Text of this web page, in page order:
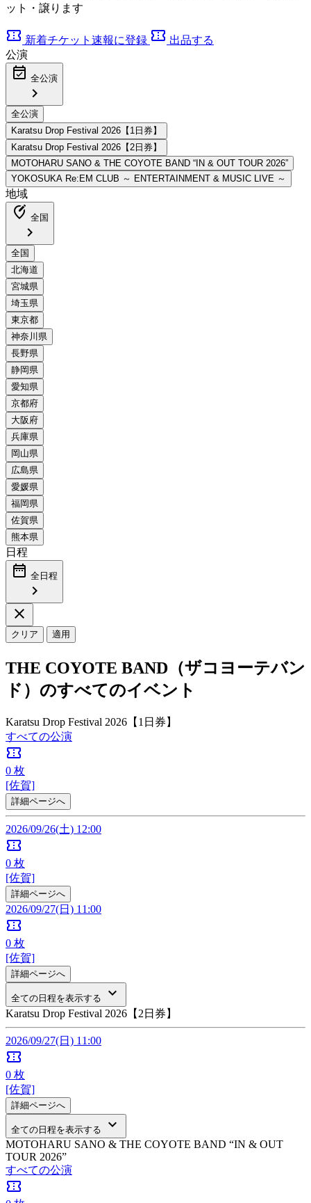
ット・譲ります
confirmation_number 新着チケット速報に登録 confirmation_number 出品する
公演
event_available 全公演
chevron_right
地域
edit_location_alt 全国
chevron_right
日程
date_range 全日程
chevron_right
close
クリア 適用
THE COYOTE BAND（ザコヨーテバン
ド）のすべてのイベント
Karatsu Drop Festival 2026【1日券】
すべての公演
confirmation_number
0 枚
[佐賀]
詳細ページへ
2026/09/26(土) 12:00
confirmation_number
0 枚
[佐賀]
詳細ページへ
2026/09/27(日) 11:00
confirmation_number
0 枚
[佐賀]
詳細ページへ
全ての日程を表示する keyboard_arrow_down
Karatsu Drop Festival 2026【2日券】
2026/09/27(日) 11:00
confirmation_number
0 枚
[佐賀]
詳細ページへ
全ての日程を表示する keyboard_arrow_down
MOTOHARU SANO & THE COYOTE BAND “IN & OUT
TOUR 2026”
すべての公演
confirmation_number